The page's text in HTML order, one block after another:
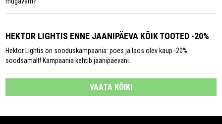
HEKTOR LIGHTIS ENNE JAANIPÄEVA KÕIK TOOTED -20%
Hektor Lightis on sooduskampaania: poes ja laos olev kaup -20%
soodsamalt! Kampaania kehtib jaanipäevani.
VAATA KÕIKI